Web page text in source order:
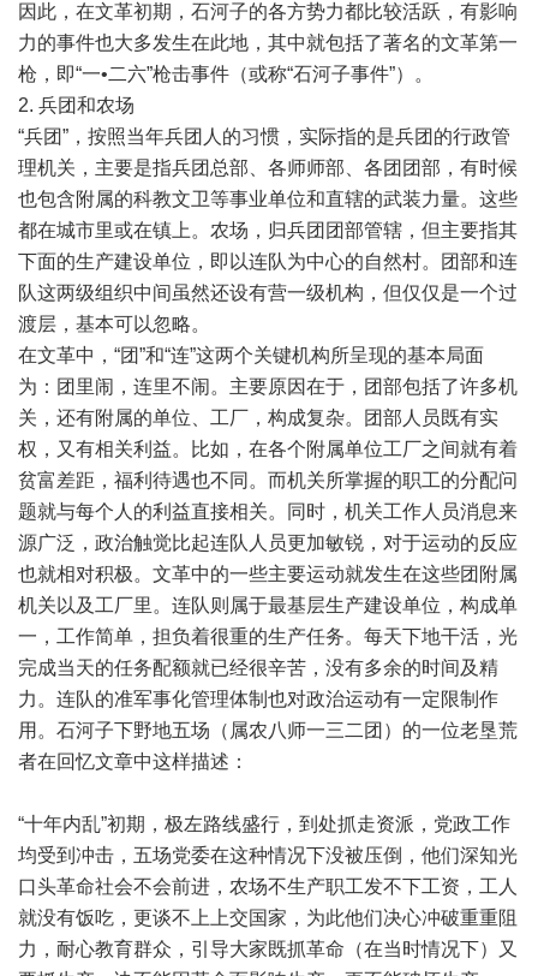
因此，在文革初期，石河子的各方势力都比较活跃，有影响
力的事件也大多发生在此地，其中就包括了著名的文革第一
枪，即“一•二六”枪击事件（或称“石河子事件”）。
2. 兵团和农场
“兵团”，按照当年兵团人的习惯，实际指的是兵团的行政管
理机关，主要是指兵团总部、各师师部、各团团部，有时候
也包含附属的科教文卫等事业单位和直辖的武装力量。这些
都在城市里或在镇上。农场，归兵团团部管辖，但主要指其
下面的生产建设单位，即以连队为中心的自然村。团部和连
队这两级组织中间虽然还设有营一级机构，但仅仅是一个过
渡层，基本可以忽略。
在文革中，“团”和“连”这两个关键机构所呈现的基本局面
为：团里闹，连里不闹。主要原因在于，团部包括了许多机
关，还有附属的单位、工厂，构成复杂。团部人员既有实
权，又有相关利益。比如，在各个附属单位工厂之间就有着
贫富差距，福利待遇也不同。而机关所掌握的职工的分配问
题就与每个人的利益直接相关。同时，机关工作人员消息来
源广泛，政治触觉比起连队人员更加敏锐，对于运动的反应
也就相对积极。文革中的一些主要运动就发生在这些团附属
机关以及工厂里。连队则属于最基层生产建设单位，构成单
一，工作简单，担负着很重的生产任务。每天下地干活，光
完成当天的任务配额就已经很辛苦，没有多余的时间及精
力。连队的准军事化管理体制也对政治运动有一定限制作
用。石河子下野地五场（属农八师一三二团）的一位老垦荒
者在回忆文章中这样描述：
“十年内乱”初期，极左路线盛行，到处抓走资派，党政工作
均受到冲击，五场党委在这种情况下没被压倒，他们深知光
口头革命社会不会前进，农场不生产职工发不下工资，工人
就没有饭吃，更谈不上上交国家，为此他们决心冲破重重阻
力，耐心教育群众，引导大家既抓革命（在当时情况下）又